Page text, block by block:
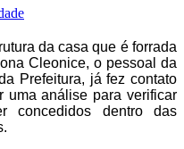
da casa que é forrada
Cleonice, o pessoal da
Prefeitura, já fez contato
uma análise para verificar
concedidos dentro das